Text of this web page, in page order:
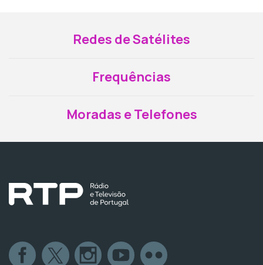
Redes de Satélites
Frequências
Moradas e Telefones